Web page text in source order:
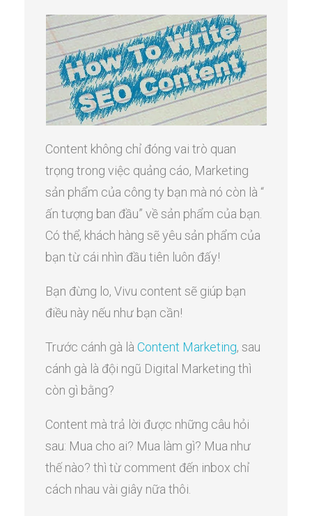
Content không chỉ đóng vai trò quan
trọng trong việc quảng cáo, Marketing
sản phẩm của công ty bạn mà nó còn là “
ấn tượng ban đầu” về sản phẩm của bạn.
Có thể, khách hàng sẽ yêu sản phẩm của
bạn từ cái nhìn đầu tiên luôn đấy!
Bạn đừng lo, Vivu content sẽ giúp bạn
điều này nếu như bạn cần!
Trước cánh gà làContent Marketing, sau
cánh gà là đội ngũ Digital Marketing thì
còn gì bằng?
Content mà trả lời được những câu hỏi
sau: Mua cho ai? Mua làm gì? Mua như
thế nào? thì từ comment đến inbox chỉ
cách nhau vài giây nữa thôi.